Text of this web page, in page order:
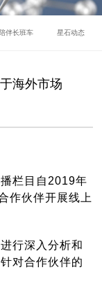
伴长班车 星石动态
海外市场
栏目自2019年
作伙伴开展线上
行深入分析和
对合作伙伴的